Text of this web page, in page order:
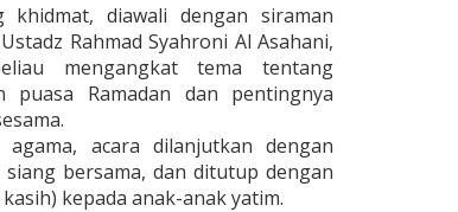
khidmat, diawali dengan siraman
Rahmad Syahroni Al Asahani,
mengangkat tema tentang
puasa Ramadan dan pentingnya
agama, acara dilanjutkan dengan
bersama, dan ditutup dengan
kepada anak-anak yatim.